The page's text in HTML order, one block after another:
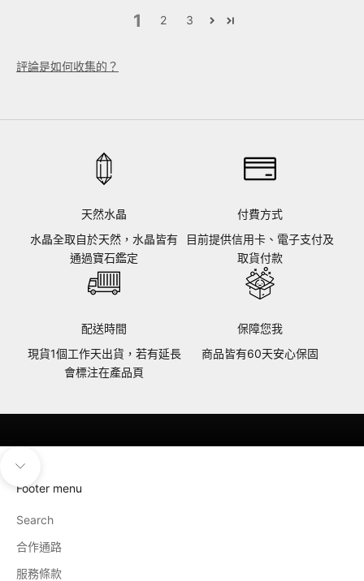
1 2 3
評論是如何收集的？
天然水晶
水晶全取自於天然，水晶皆有
通過寶石鑑定
付費方式
目前提供信用卡、電子支付及
取貨付款
配送時間
現貨1個工作天出貨，若有延長
會標注在產品頁
保障您我
商品皆有60天安心保固
Footer menu
Search
合作通路
服務條款